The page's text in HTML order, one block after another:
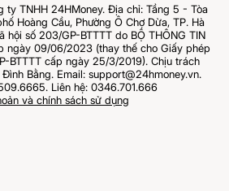
ty TNHH 24HMoney. Địa chỉ: Tầng 5 - Tòa
Hoàng Cầu, Phường Ô Chợ Dừa, TP. Hà
hội số 203/GP-BTTTT do BỘ THÔNG TIN
ngày 09/06/2023 (thay thế cho Giấy phép
BTTTT cấp ngày 25/3/2019). Chịu trách
Bằng. Email: support@24hmoney.vn.
Liên hệ: 0346.701.666
và chính sách sử dụng